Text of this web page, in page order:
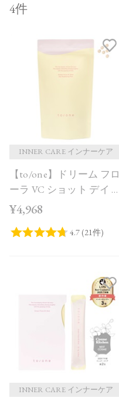
4件
INNER CARE インナーケア
【to/one】ドリーム フロ
ーラ VC ショット デイ ブ
ライトニング プラス＜
¥4,968
INNER CARE インナーケア